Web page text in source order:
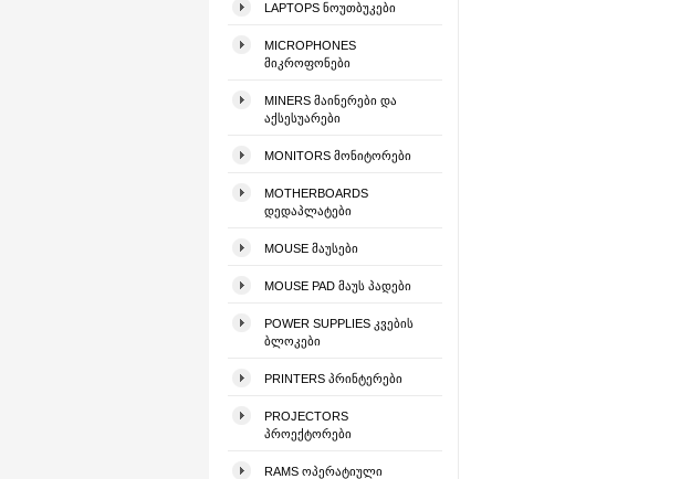
LAPTOPS ᲜᲝᲣᲗᲑᲣᲙᲔᲑᲘ
MICROPHONES
ᲛᲘᲙᲠᲝᲤᲝᲜᲔᲑᲘ
MINERS ᲛᲐᲘᲜᲔᲠᲔᲑᲘ ᲓᲐ
ᲐᲥᲡᲔᲡᲣᲐᲠᲔᲑᲘ
MONITORS ᲛᲝᲜᲘᲢᲝᲠᲔᲑᲘ
MOTHERBOARDS
ᲓᲔᲓᲐᲞᲚᲐᲢᲔᲑᲘ
MOUSE ᲛᲐᲣᲡᲔᲑᲘ
MOUSE PAD ᲛᲐᲣᲡ ᲞᲐᲓᲔᲑᲘ
POWER SUPPLIES ᲙᲕᲔᲑᲘᲡ
ᲑᲚᲝᲙᲔᲑᲘ
PRINTERS ᲞᲠᲘᲜᲢᲔᲠᲔᲑᲘ
PROJECTORS
ᲞᲠᲝᲔᲥᲢᲝᲠᲔᲑᲘ
RAMS ᲝᲞᲔᲠᲐᲢᲘᲣᲚᲘ